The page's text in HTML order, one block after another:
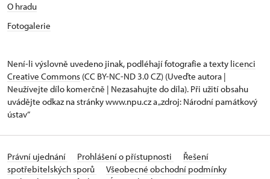
O hradu
Fotogalerie
Není-li výslovně uvedeno jinak, podléhají fotografie a texty licenci
Creative Commons (CC BY-NC-ND 3.0 CZ) (Uveďte autora |
Neužívejte dílo komerčně | Nezasahujte do díla). Při užití obsahu
uvádějte odkaz na stránky www.npu.cz a „zdroj: Národní památkový
ústav“
Právní ujednání Prohlášení o přístupnosti
Řešení
spotřebitelských sporů
Všeobecné obchodní podmínky